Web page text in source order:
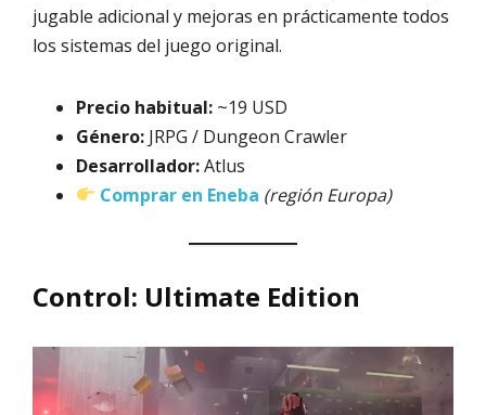
jugable adicional y mejoras en prácticamente todos
los sistemas del juego original.
Precio habitual: ~19 USD
Género: JRPG / Dungeon Crawler
Desarrollador:Atlus
Comprar en Eneba (región Europa)
Control: Ultimate Edition